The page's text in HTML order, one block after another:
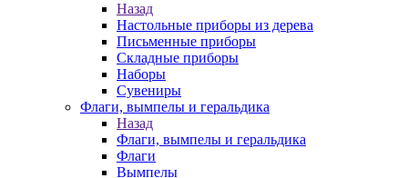
Назад
Настольные приборы из дерева
Письменные приборы
Складные приборы
Наборы
Сувениры
Флаги, вымпелы и геральдика
Назад
Флаги, вымпелы и геральдика
Флаги
Вымпелы